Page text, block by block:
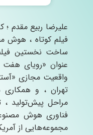
علیرضا ربیع‌ مقدم ؛
فیلم کوتاه ، هوش
ساخت نخستین
عنوان «رویای هفت
واقعیت مجازی
تهران ، و همکاری
مراحل پیش‌تولید ،
فناوری هوش
مجموعه‌هایی از